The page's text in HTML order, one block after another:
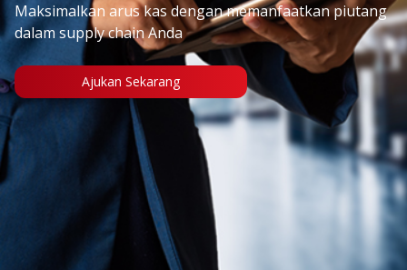
Maksimalkan arus kas dengan memanfaatkan piutang
dalam supply chain Anda
Ajukan Sekarang